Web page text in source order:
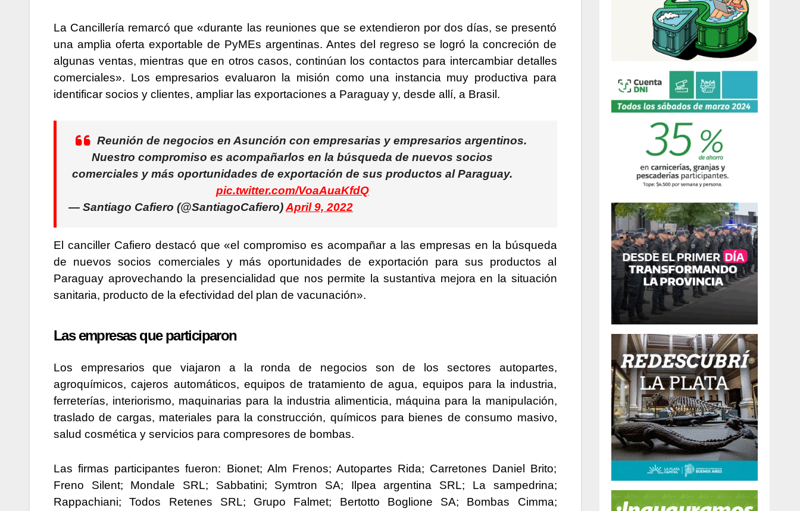
La Cancillería remarcó que «durante las reuniones que se extendieron por dos días, se presentó
una amplia oferta exportable de PyMEs argentinas. Antes del regreso se logró la concreción de
algunas ventas, mientras que en otros casos, continúan los contactos para intercambiar detalles
comerciales». Los empresarios evaluaron la misión como una instancia muy productiva para
identificar socios y clientes, ampliar las exportaciones a Paraguay y, desde allí, a Brasil.
Reunión de negocios en Asunción con empresarias y empresarios argentinos.
Nuestro compromiso es acompañarlos en la búsqueda de nuevos socios
comerciales y más oportunidades de exportación de sus productos al Paraguay.
pic.twitter.com/VoaAuaKfdQ
— Santiago Cafiero (@SantiagoCafiero)April 9, 2022
El canciller Cafiero destacó que «el compromiso es acompañar a las empresas en la búsqueda
de nuevos socios comerciales y más oportunidades de exportación para sus productos al
Paraguay aprovechando la presencialidad que nos permite la sustantiva mejora en la situación
sanitaria, producto de la efectividad del plan de vacunación».
Las empresas que participaron
Los empresarios que viajaron a la ronda de negocios son de los sectores autopartes,
agroquímicos, cajeros automáticos, equipos de tratamiento de agua, equipos para la industria,
ferreterías, interiorismo, maquinarias para la industria alimenticia, máquina para la manipulación,
traslado de cargas, materiales para la construcción, químicos para bienes de consumo masivo,
salud cosmética y servicios para compresores de bombas.
Las firmas participantes fueron: Bionet; Alm Frenos; Autopartes Rida; Carretones Daniel Brito;
Freno Silent; Mondale SRL; Sabbatini; Symtron SA; Ilpea argentina SRL; La sampedrina;
Rappachiani; Todos Retenes SRL; Grupo Falmet; Bertotto Boglione SA; Bombas Cimma;